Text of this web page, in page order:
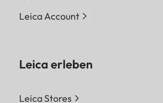
Leica Account
Leica erleben
Leica Stores